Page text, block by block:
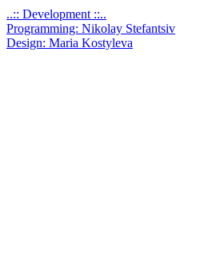
..:: Development ::..
Programming: Nikolay Stefantsiv
Design: Maria Kostyleva